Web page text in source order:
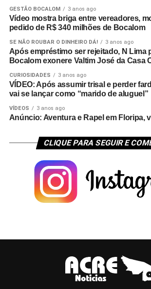
GESTÃO BOCALOM 3 anos ago
Vídeo mostra briga entre vereadores,
pedido de R$ 340 milhões de Bocalom
SE NÃO ROUBAR O DINHEIRO DÁ! 3 anos ago
Após empréstimo ser rejeitado, N Lima
Bocalom exonere Valtim José da Casa
CURIOSIDADES 3 anos ago
VÍDEO: Após assumir trisal e perder
vai se lançar como “marido de aluguel”
VÍDEOS 3 anos ago
Anúncio: Aventura e Rapel em Floripa,
CLIQUE PARA SEGUIR E